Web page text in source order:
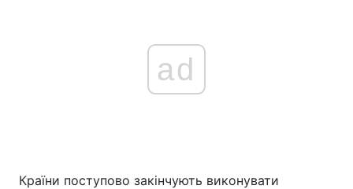
Головна Війна
ad
Країни поступово закінчують виконувати